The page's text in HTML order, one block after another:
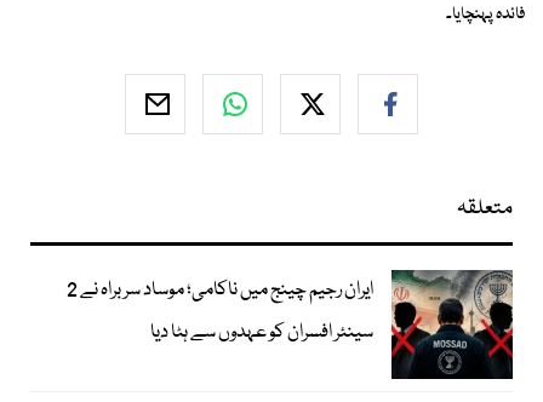
فائدہ پہنچایا۔
متعلقہ
ایران رجیم چینج میں ناکامی؛ موساد سربراہ نے 2
سینئر افسران کو عہدوں سے ہٹا دیا